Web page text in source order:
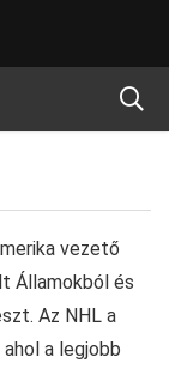
vezető
Államokból és
Az NHL a
a legjobb